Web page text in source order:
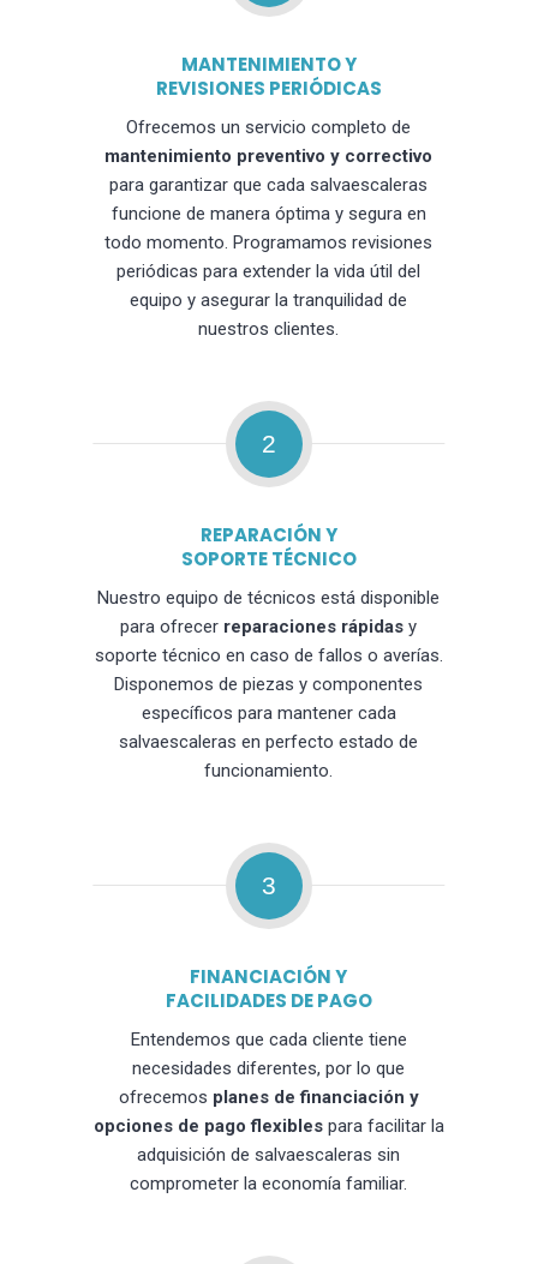
MANTENIMIENTO Y
REVISIONES PERIÓDICAS
Ofrecemos un servicio completo de
mantenimiento preventivo y correctivo
para garantizar que cada salvaescaleras
funcione de manera óptima y segura en
todo momento. Programamos revisiones
periódicas para extender la vida útil del
equipo y asegurar la tranquilidad de
nuestros clientes.
2
REPARACIÓN Y
SOPORTE TÉCNICO
Nuestro equipo de técnicos está disponible
para ofrecer reparaciones rápidas y
soporte técnico en caso de fallos o averías.
Disponemos de piezas y componentes
específicos para mantener cada
salvaescaleras en perfecto estado de
funcionamiento.
3
FINANCIACIÓN Y
FACILIDADES DE PAGO
Entendemos que cada cliente tiene
necesidades diferentes, por lo que
ofrecemos planes de financiación y
opciones de pago flexiblespara facilitar la
adquisición de salvaescaleras sin
comprometer la economía familiar.